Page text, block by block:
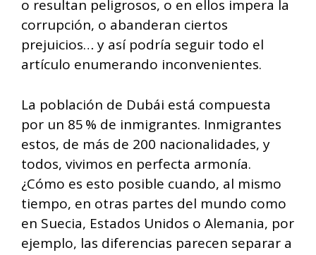
o resultan peligrosos, o en ellos impera la
corrupción, o abanderan ciertos
prejuicios… y así podría seguir todo el
artículo enumerando inconvenientes.
La población de Dubái está compuesta
por un 85 % de inmigrantes. Inmigrantes
estos, de más de 200 nacionalidades, y
todos, vivimos en perfecta armonía.
¿Cómo es esto posible cuando, al mismo
tiempo, en otras partes del mundo como
en Suecia, Estados Unidos o Alemania, por
ejemplo, las diferencias parecen separar a